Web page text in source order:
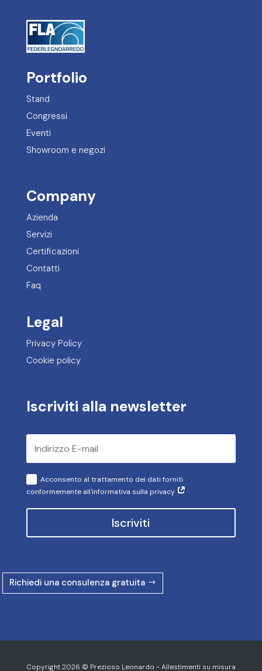
Portfolio
Stand
Congressi
Eventi
Showroom e negozi
Company
Azienda
Servizi
Certificazioni
Contatti
Faq
Legal
Privacy Policy
Cookie policy
Iscriviti alla newsletter
Acconsento al trattamento dei dati forniti
conformemente all'informativa sulla privacy
Iscriviti
Richiedi una consulenza gratuita
Copyright 2026 © Prezioso Leonardo - Allestimenti su misura